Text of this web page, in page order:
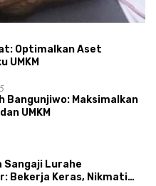
Optimalkan Aset
UMKM
Bangunjiwo: Maksimalkan
UMKM
Sangaji Lurahe
Bekerja Keras, Nikmati